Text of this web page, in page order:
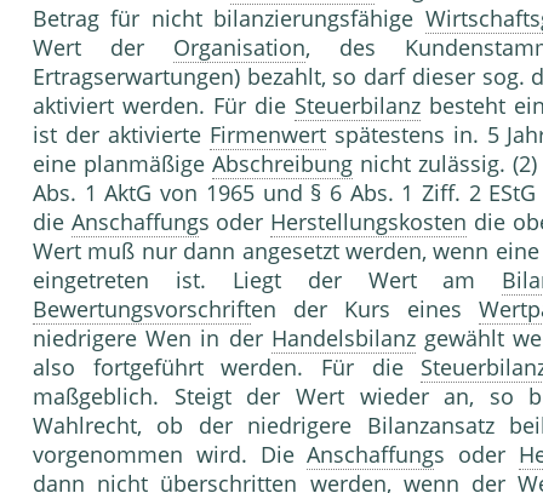
Betrag für nicht bilanzierungsfähige
Wert der Organisation, des
Ertragserwartungen) bezahlt, so darf dieser sog.
aktiviert werden. Für die Steuerbilanz besteht
ist der aktivierte Firmenwertspätestens in. 5
eine planmäßige Abschreibungnicht zulässig. (2)
Abs. 1 AktG von 1965 und § 6 Abs. 1 Ziff. 2
die Anschaffungs oder Herstellungskosten die
Wert muß nur dann angesetzt werden, wenn
eingetreten ist. Liegt der Wert am
Bewertungsvorschriften der Kurs eines
niedrigere Wen in der Handelsbilanzgewählt
also fortgeführt werden. Für die
maßgeblich. Steigt der Wert wieder an, so
Wahlrecht, ob der niedrigere Bilanzansatz
vorgenommen wird. DieAnschaffungs oder
dann nicht überschritten werden, wenn der